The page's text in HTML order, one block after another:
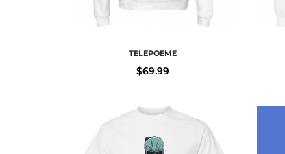
TELEPOEME
$69.99